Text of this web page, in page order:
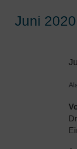
Juni 2020